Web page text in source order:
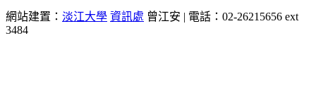
網站建置： 淡江大學 資訊處 曾江安 | 電話：02-26215656 ext
3484